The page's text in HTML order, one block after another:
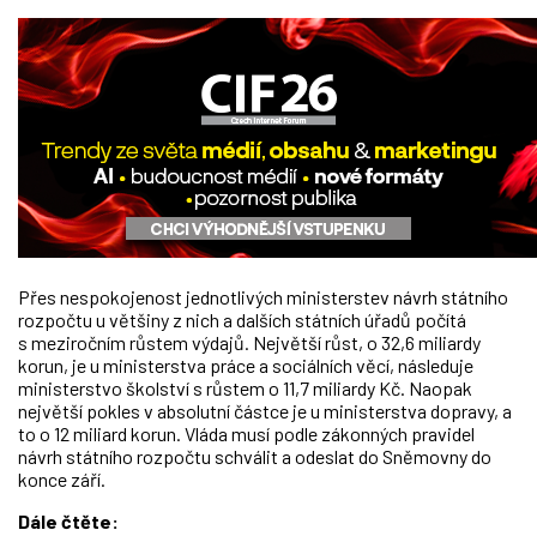
Přes nespokojenost jednotlivých ministerstev návrh státního
rozpočtu u většiny z nich a dalších státních úřadů počítá
s meziročním růstem výdajů. Největší růst, o 32,6 miliardy
korun, je u ministerstva práce a sociálních věcí, následuje
ministerstvo školství s růstem o 11,7 miliardy Kč. Naopak
největší pokles v absolutní částce je u ministerstva dopravy, a
to o 12 miliard korun. Vláda musí podle zákonných pravidel
návrh státního rozpočtu schválit a odeslat do Sněmovny do
konce září.
Dále čtěte: